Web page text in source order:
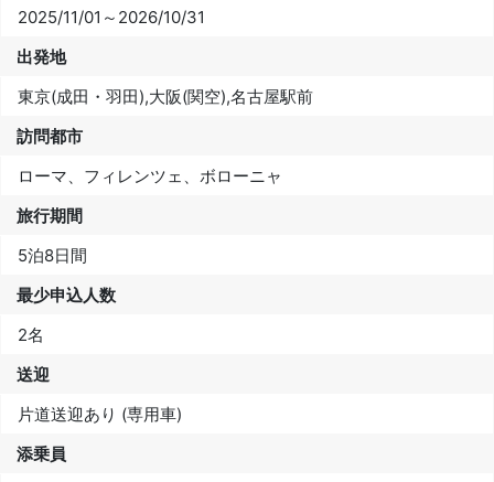
2025/11/01～2026/10/31
出発地
東京(成田・羽田),大阪(関空),名古屋駅前
訪問都市
ローマ、フィレンツェ、ボローニャ
旅行期間
5泊8日間
最少申込人数
2名
送迎
片道送迎あり (専用車)
添乗員